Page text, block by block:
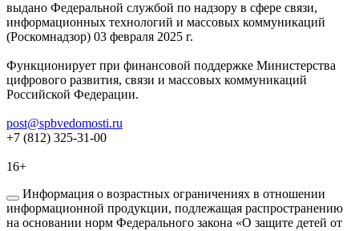
выдано Федеральной службой по надзору в сфере связи,
информационных технологий и массовых коммуникаций
(Роскомнадзор) 03 февраля 2025 г.
Функционирует при финансовой поддержке Министерства
цифрового развития, связи и массовых коммуникаций
Российской Федерации.
post@spbvedomosti.ru
+7 (812) 325-31-00
16+
Информация о возрастных ограничениях в отношении
информационной продукции, подлежащая распространению
на основании норм Федерального закона «О защите детей от